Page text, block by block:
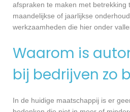
afspraken te maken met betrekking
maandelijkse of jaarlijkse
werkzaamheden die hier onder
Waarom is
bij bedrijven zo
In de huidige maatschappij is er